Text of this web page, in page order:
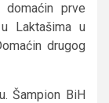
prve
Laktašima u
drugog
Šampion BiH